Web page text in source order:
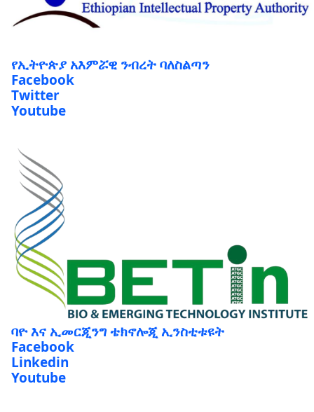
የኢትዮጵያ አእምሯዊ ንብረት ባለስልጣን
Facebook
Twitter
Youtube
ባዮ እና ኢመርጂንግ ቴክኖሎጂ ኢንስቲቱዩት
Facebook
Linkedin
Youtube